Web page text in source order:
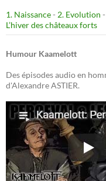
1. Naissance- 2. Evolution -
L’hiver des châteaux forts
Humour Kaamelott
Des épisodes audio en
d'Alexandre ASTIER.